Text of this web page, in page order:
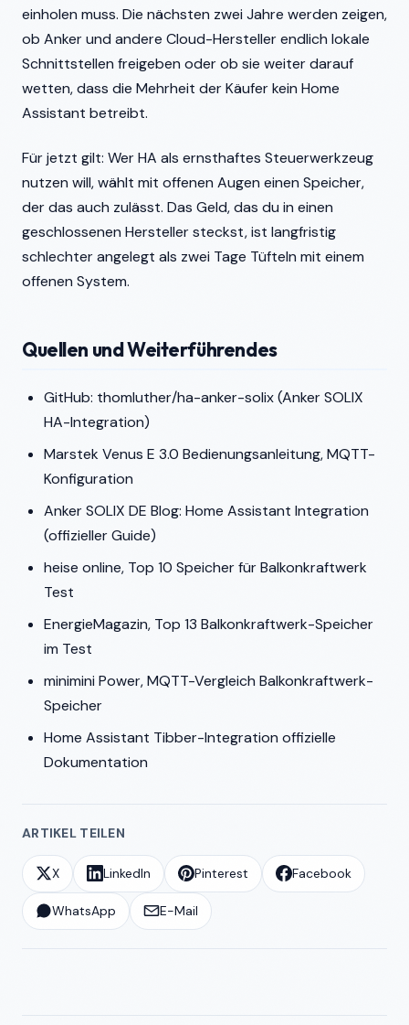
einholen muss. Die nächsten zwei Jahre werden zeigen,
ob Anker und andere Cloud-Hersteller endlich lokale
Schnittstellen freigeben oder ob sie weiter darauf
wetten, dass die Mehrheit der Käufer kein Home
Assistant betreibt.
Für jetzt gilt: Wer HA als ernsthaftes Steuerwerkzeug
nutzen will, wählt mit offenen Augen einen Speicher,
der das auch zulässt. Das Geld, das du in einen
geschlossenen Hersteller steckst, ist langfristig
schlechter angelegt als zwei Tage Tüfteln mit einem
offenen System.
Quellen und Weiterführendes
GitHub: thomluther/ha-anker-solix (Anker SOLIX
HA-Integration)
Marstek Venus E 3.0 Bedienungsanleitung, MQTT-
Konfiguration
Anker SOLIX DE Blog: Home Assistant Integration
(offizieller Guide)
heise online, Top 10 Speicher für Balkonkraftwerk
Test
EnergieMagazin, Top 13 Balkonkraftwerk-Speicher
im Test
minimini Power, MQTT-Vergleich Balkonkraftwerk-
Speicher
Home Assistant Tibber-Integration offizielle
Dokumentation
ARTIKEL TEILEN
X LinkedIn Pinterest Facebook
WhatsApp E-Mail